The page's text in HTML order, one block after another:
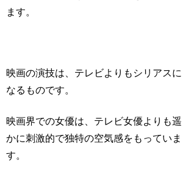
ます。
映画の演技は、テレビよりもシリアスに
なるものです。
映画界での女優は、テレビ女優よりも遥
かに刺激的で独特の空気感をもっていま
す。